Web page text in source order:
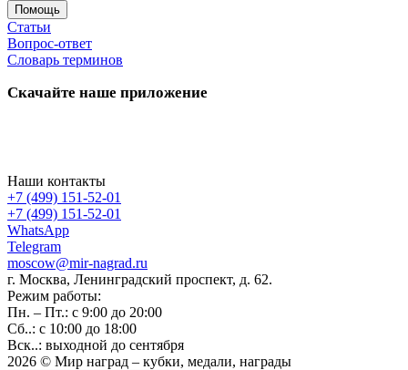
Помощь
Статьи
Вопрос-ответ
Словарь терминов
Скачайте наше приложение
Наши контакты
+7 (499) 151-52-01
+7 (499) 151-52-01
WhatsApp
Telegram
moscow@mir-nagrad.ru
г. Москва, Ленинградский проспект, д. 62.
Режим работы:
Пн. – Пт.: с 9:00 до 20:00
Сб..: с 10:00 до 18:00
Вск..: выходной до сентября
2026 © Мир наград – кубки, медали, награды